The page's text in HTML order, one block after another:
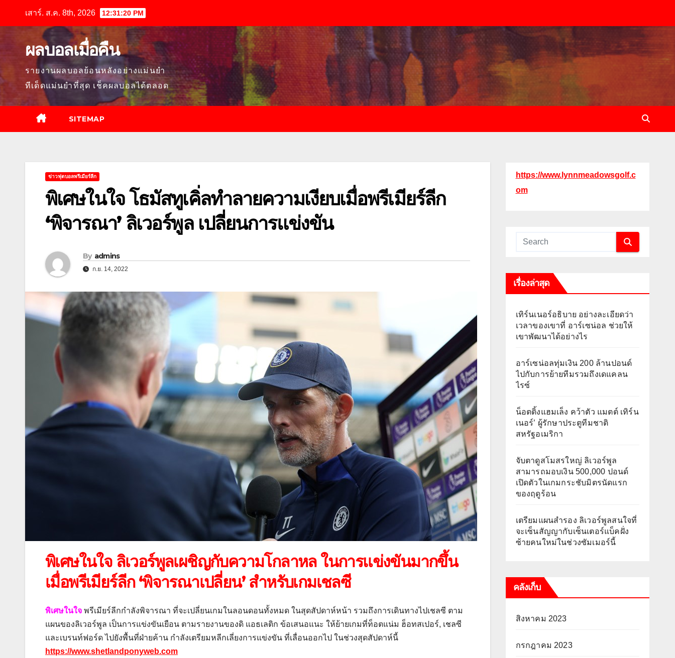
เสาร์. ส.ค. 8th, 2026 12:31:21 PM
ผลบอลเมื่อคืน
รายงานผลบอลย้อนหลังอย่างแม่นยำ
ทีเด็ดแม่นยำที่สุด เช็คผลบอลได้ตลอด
SITEMAP
ข่าวฟุตบอลพรีเมียร์ลีก
พิเศษในใจ โธมัสทูเคิ่ลทําลายความเงียบเมื่อพรีเมียร์ลีก
‘พิจารณา’ ลิเวอร์พูล เปลี่ยนการแข่งขัน
By admins
ก.ย. 14, 2022
พิเศษในใจ ลิเวอร์พูลเผชิญกับความโกลาหล ในการแข่งขันมากขึ้น
เมื่อพรีเมียร์ลีก ‘พิจารณาเปลี่ยน’ สําหรับเกมเชลซี
พิเศษในใจ พรีเมียร์ลีกกําลังพิจารณา ที่จะเปลี่ยนเกมในลอนดอนทั้งหมด ในสุดสัปดาห์หน้า รวมถึงการเดินทางไปเชลซี ตาม
แผนของลิเวอร์พูล เป็นการแข่งขันเยือน ตามรายงานของดิ แอธเลติก ข้อเสนอแนะ ให้ย้ายเกมที่ท็อตแน่ม ฮ็อทสเปอร์, เชลซี
และเบรนท์ฟอร์ด ไปยังพื้นที่ฝ่ายค้าน กําลังเตรียมหลีกเลี่ยงการแข่งขัน ที่เลื่อนออกไป ในช่วงสุดสัปดาห์นี้
https://www.shetlandponyweb.com
https://www.lynnmeadowsgolf.c
om
เรื่องล่าสุด
เทิร์นเนอร์อธิบาย อย่างละเอียดว่า
เวลาของเขาที่ อาร์เซน่อล ช่วยให้
เขาพัฒนาได้อย่างไร
อาร์เซน่อลทุ่มเงิน 200 ล้านปอนด์
ไปกับการย้ายทีมรวมถึงเดแคลน
ไรซ์
น็อตติ้งแฮมเล็ง คว้าตัว แมตต์ เทิร์น
เนอร์’ ผู้รักษาประตูทีมชาติ
สหรัฐอเมริกา
จับตาดูสโมสรใหญ่ ลิเวอร์พูล
สามารถมอบเงิน 500,000 ปอนด์
เปิดตัวในเกมกระชับมิตรนัดแรก
ของฤดูร้อน
เตรียมแผนสำรอง ลิเวอร์พูลสนใจที่
จะเซ็นสัญญากับเซ็นเตอร์แบ็คฝั่ง
ซ้ายคนใหม่ในช่วงซัมเมอร์นี้
คลังเก็บ
สิงหาคม 2023
กรกฎาคม 2023